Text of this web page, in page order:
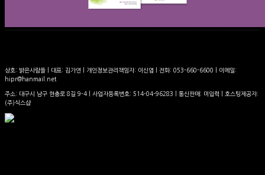
상호: 밝은사람들 | 대표: 김가연 | 개인정보관리책임자: 이신엽 | 전화: 053-660-6600 | 이메일:
hipr@hanmail.net
주소: 대구시 남구 현충로 8길 9-4 | 사업자등록번호: 514-04-96283 | 통신판매: 미입력 | 호스팅제공자:
(주)식스샵